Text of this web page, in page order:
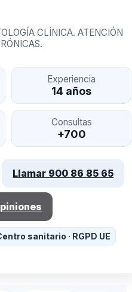
CLÍNICA. ATENCIÓN
Experiencia
14 años
Consultas
+700
Llamar 900 86 85 65
sanitario · RGPD UE